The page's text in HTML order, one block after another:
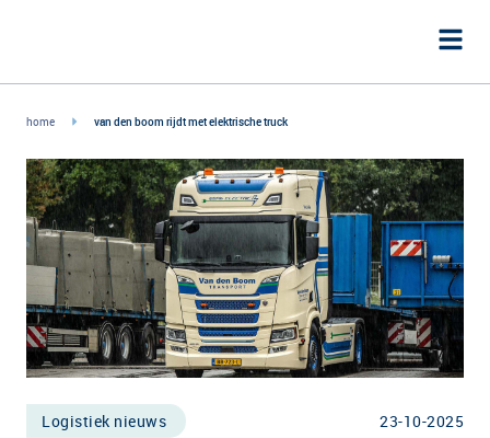
home van den boom rijdt met elektrische truck
Logistiek nieuws 23-10-2025